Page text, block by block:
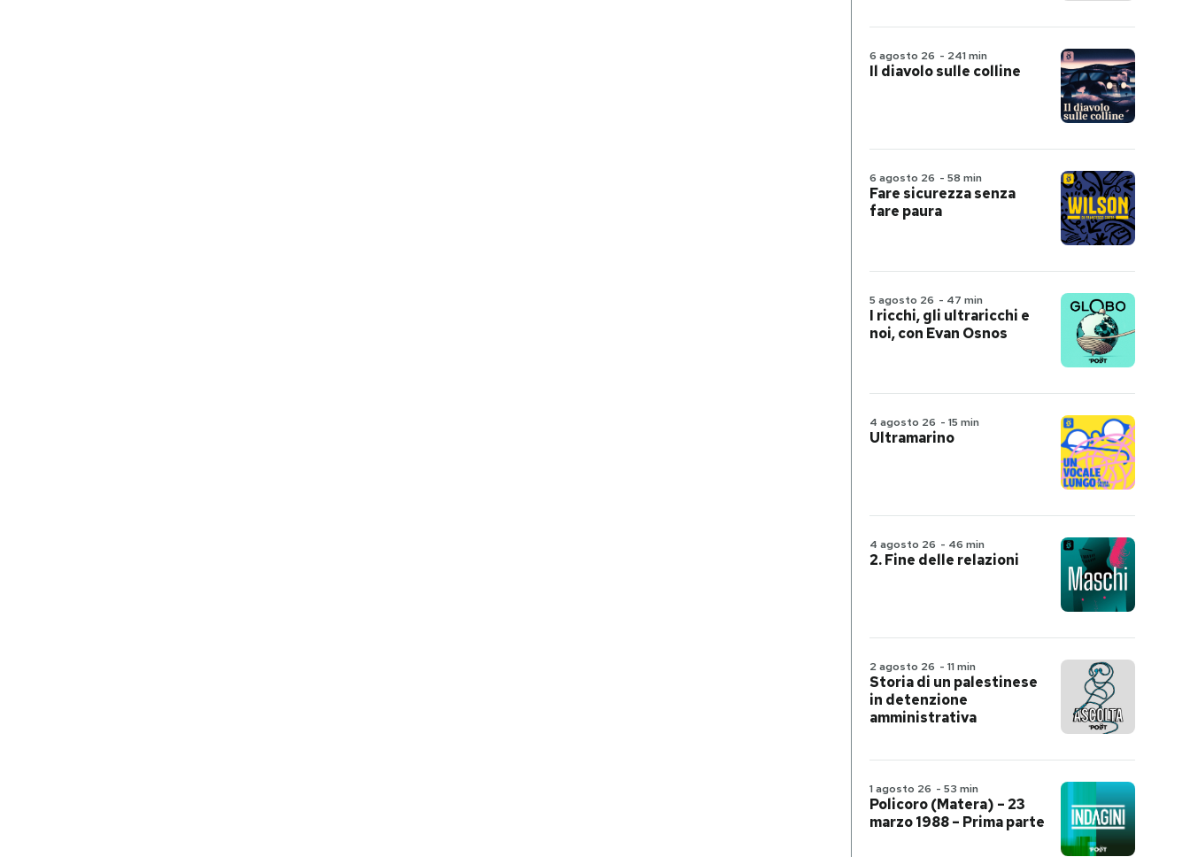
6 agosto 26 - 241 min
Il diavolo sulle colline
6 agosto 26 - 58 min
Fare sicurezza senza
fare paura
5 agosto 26 - 47 min
I ricchi, gli ultraricchi e
noi, con Evan Osnos
4 agosto 26 - 15 min
Ultramarino
4 agosto 26 - 46 min
2. Fine delle relazioni
2 agosto 26 - 11 min
Storia di un palestinese
in detenzione
amministrativa
1 agosto 26 - 53 min
Policoro (Matera) – 23
marzo 1988 – Prima parte